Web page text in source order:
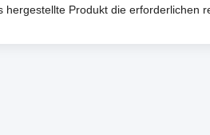
hergestellte Produkt die erforderlichen